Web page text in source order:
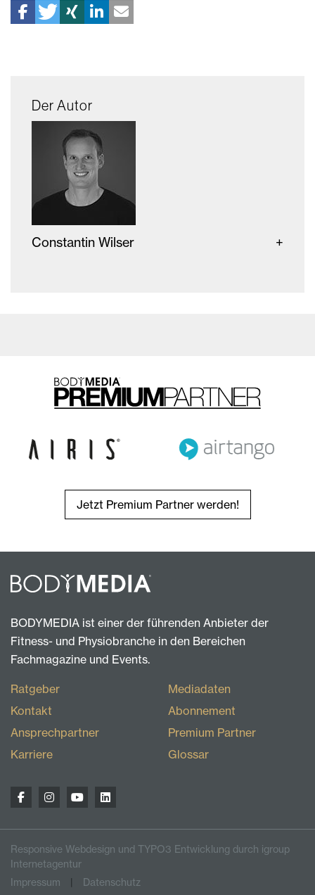
Der Autor
Constantin Wilser
Jetzt Premium Partner werden!
BODYMEDIA ist einer der führenden Anbieter der
Fitness- und Physiobranche in den Bereichen
Fachmagazine und Events.
Ratgeber
Kontakt
Ansprechpartner
Karriere
Mediadaten
Abonnement
Premium Partner
Glossar
Responsive Webdesign und TYPO3 Entwicklung durch igroup
Internetagentur
Impressum
Datenschutz